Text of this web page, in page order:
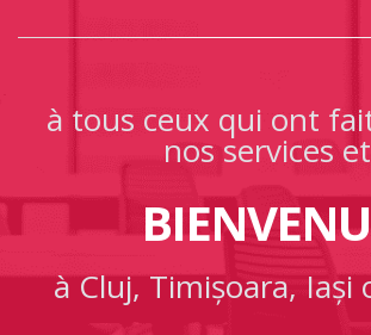
à tous ceux qui ont
nos services et
à Cluj, Timișoara, Iași